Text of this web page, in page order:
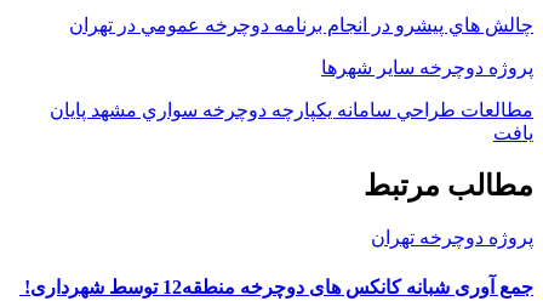
چالش هاي پيشرو در انجام برنامه دوچرخه عمومي در تهران
پروژه دوچرخه سایر شهرها
مطالعات طراحي سامانه يكپارچه دوچرخه سواري مشهد پايان
يافت
مطالب مرتبط
پروژه دوچرخه تهران
جمع آوری شبانه کانکس های دوچرخه منطقه12 توسط شهرداری!